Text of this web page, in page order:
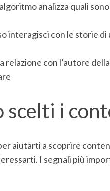
analizza quali
interagisci con le storie
relazione con l’autore
scelti i
aiutarti a scoprire
I segnali più